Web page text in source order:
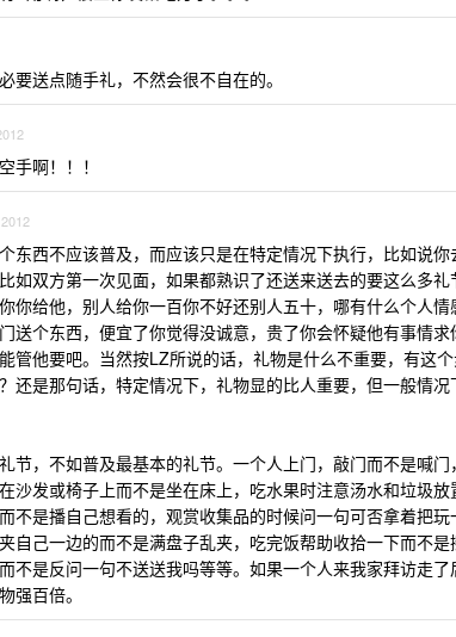
要送点随手礼，不然会很不自在的。
手啊！！！
东西不应该普及，而应该只是在特定情况下执行，比如说
如双方第一次见面，如果都熟识了还送来送去的要这么多
你给他，别人给你一百你不好还别人五十，哪有什么个人
送个东西，便宜了你觉得没诚意，贵了你会怀疑他有事情
管他要吧。当然按LZ所说的话，礼物是什么不重要，有这
还是那句话，特定情况下，礼物显的比人重要，但一般情
节，不如普及最基本的礼节。一个人上门，敲门而不是喊
沙发或椅子上而不是坐在床上，吃水果时注意汤水和垃圾
不是播自己想看的，观赏收集品的时候问一句可否拿着把
自己一边的而不是满盘子乱夹，吃完饭帮助收拾一下而不
不是反问一句不送送我吗等等。如果一个人来我家拜访走
强百倍。